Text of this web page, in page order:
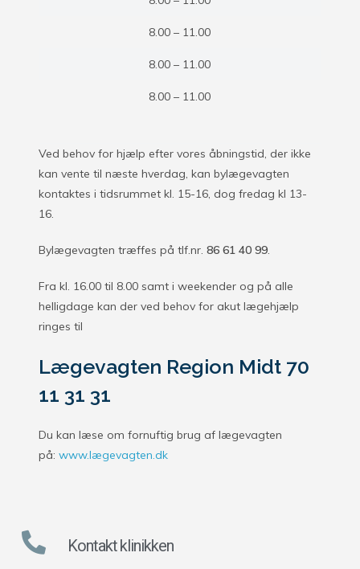
8.00 – 11.00
8.00 – 11.00
8.00 – 11.00
Ved behov for hjælp efter vores åbningstid, der ikke
kan vente til næste hverdag, kan bylægevagten
kontaktes i tidsrummet kl. 15-16, dog fredag kl 13-
16.
Bylægevagten træffes på tlf.nr. 86 61 40 99.
Fra kl. 16.00 til 8.00 samt i weekender og på alle
helligdage kan der ved behov for akut lægehjælp
ringes til
Lægevagten Region Midt 70
11 31 31
Du kan læse om fornuftig brug af lægevagten
på: www.lægevagten.dk
Kontakt klinikken